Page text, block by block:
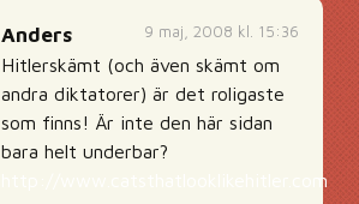
9 maj, 2008 kl. 15:36
Anders
Hitlerskämt (och även skämt om
andra diktatorer) är det roligaste
som finns! Är inte den här sidan
bara helt underbar?
http://www.catsthatlooklikehitler.com